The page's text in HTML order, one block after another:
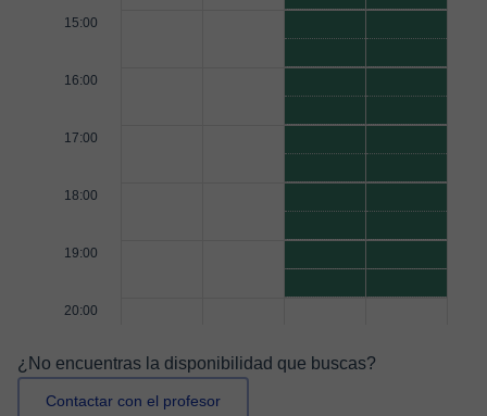
15:00
16:00
17:00
18:00
19:00
20:00
¿No encuentras la disponibilidad que buscas?
Contactar con el profesor